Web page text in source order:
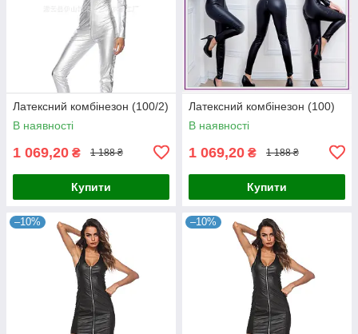
Латексний комбінезон (100/2)
В наявності
1 069,20 ₴ 1 188 ₴
Купити
Латексний комбінезон (100)
В наявності
1 069,20 ₴ 1 188 ₴
Купити
–10% –10%